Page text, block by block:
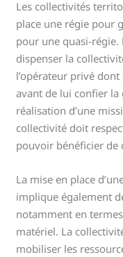
Les collectivités
place une régie pour
pour une quasi-régie.
dispenser la
l’opérateur privé
avant de lui confier la
réalisation d’une
collectivité doit
pouvoir bénéficier de
La mise en place
implique également
notamment en
matériel. La
mobiliser les